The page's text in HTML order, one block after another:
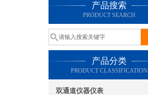
产品搜索
PRODUCT SEARCH
产品分类
PRODUCT CLASSIFICATION
双通道仪器仪表